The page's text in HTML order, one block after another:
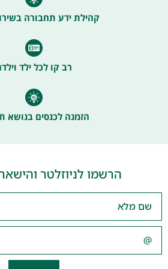
קהילת ידע תחבורה
רב קו לכל ילד
הזמנה לכנסים בנושא
הרשמו לניוזלטר